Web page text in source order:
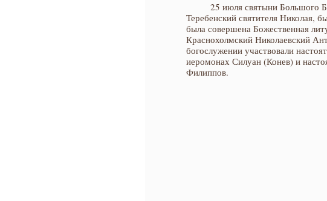
25 июля святыни Большого
Теребенский святителя Николая,
была совершена Божественная
Краснохолмский Николаевский
богослужении участвовали
иеромонах Силуан (Конев) и
Филиппов.